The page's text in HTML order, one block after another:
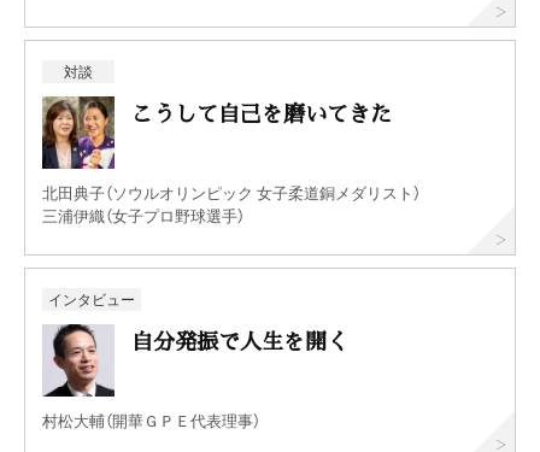
対談
こうして自己を磨いてきた
北田典子（ソウルオリンピック 女子柔道銅メダリスト）
三浦伊織（女子プロ野球選手）
インタビュー
自分発振で人生を開く
村松大輔（開華ＧＰＥ代表理事）